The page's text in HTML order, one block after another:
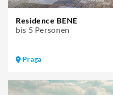
Residence BENE
bis 5 Personen
Praga